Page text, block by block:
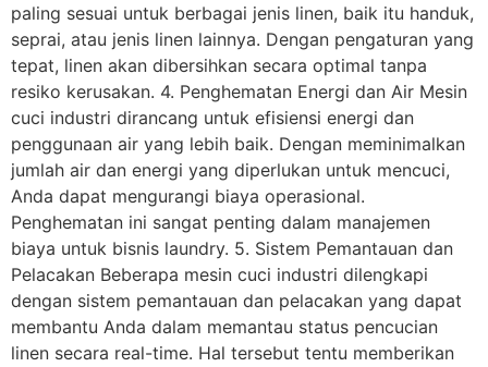
paling sesuai untuk berbagai jenis linen, baik itu handuk,
seprai, atau jenis linen lainnya. Dengan pengaturan yang
tepat, linen akan dibersihkan secara optimal tanpa
resiko kerusakan. 4. Penghematan Energi dan Air Mesin
cuci industri dirancang untuk efisiensi energi dan
penggunaan air yang lebih baik. Dengan meminimalkan
jumlah air dan energi yang diperlukan untuk mencuci,
Anda dapat mengurangi biaya operasional.
Penghematan ini sangat penting dalam manajemen
biaya untuk bisnis laundry. 5. Sistem Pemantauan dan
Pelacakan Beberapa mesin cuci industri dilengkapi
dengan sistem pemantauan dan pelacakan yang dapat
membantu Anda dalam memantau status pencucian
linen secara real-time. Hal tersebut tentu memberikan